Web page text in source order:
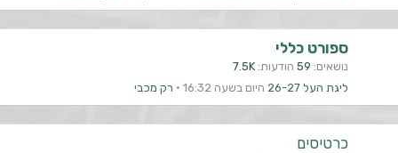
ספורט כללי
נושאים 59 הודעות 7.5K
ליגת העל 26-27
היום בשעה 16:32 רק מכבי
כרטיסים